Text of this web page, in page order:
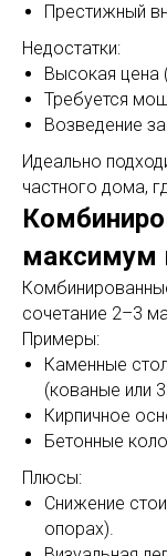
Престижный
Недостатки:
Высокая цена
Требуется
Возведение
Идеально
частного дома,
максимум
сочетание 2–3
Примеры:
Каменные
(кованые или
Кирпичное
Бетонные
Плюсы:
Снижение
опорах).